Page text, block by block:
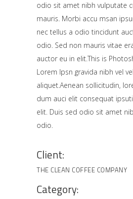
odio sit amet nibh vulputate
mauris. Morbi accu msan
nec tellus a odio tincidunt
odio. Sed non mauris vitae
auctor eu in elit.This is
Lorem Ipsn gravida nibh vel
aliquet.Aenean sollicitudin,
dum auci elit consequat
elit. Duis sed odio sit amet
odio.
Client:
THE CLEAN COFFEE COMPANY
Category: